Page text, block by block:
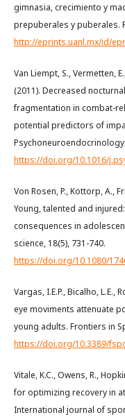
gimnasia, crecimiento y
prepuberales y puberales.
http://eprints.uanl.mx/id/
Van Liempt, S., Vermetten,
(2011). Decreased
fragmentation in combat-
potential predictors of
https://doi.org/10.1016/
Von Rosen, P., Kottorp, A.,
Young, talented and
consequences in
science, 18(5), 731-740.
https://doi.org/10.1080/
Vargas, I.E.P., Bicalho, L.E.,
eye moviments attenuate
young adults. Frontiers in
https://doi.org/10.3389/
Vitale, K.C., Owens, R.,
for optimizing recovery in
International journal of